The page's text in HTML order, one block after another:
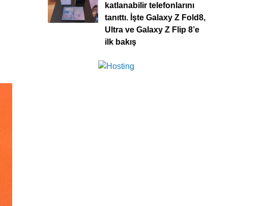
katlanabilir telefonlarını
tanıttı. İşte Galaxy Z Fold8,
Ultra ve Galaxy Z Flip 8’e
ilk bakış